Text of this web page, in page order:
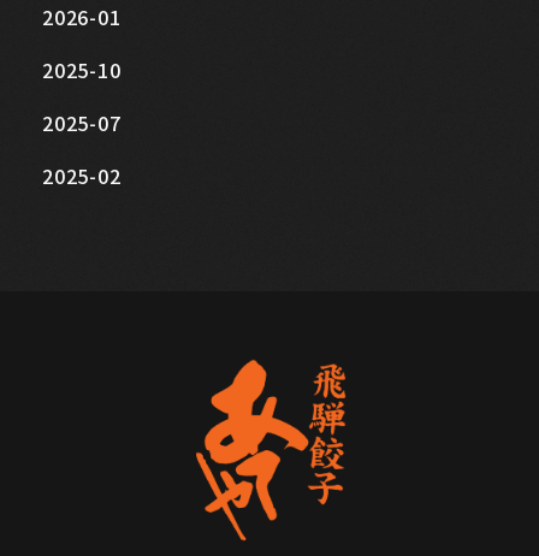
2026-01
2025-10
2025-07
2025-02